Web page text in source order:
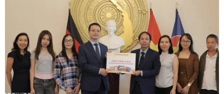
Chủ tịch Ủy ban Mặt trận Tổ quốc Việt Nam Thành phố Hà Nội
Nguyễn Lan Hương trao quà cho người lao động gặp khó khăn
trên địa bàn quận Tây Hồ. (Ảnh: Nguyễn Thắng/TTXVN)
Ngày 22/9, tại phiên khai mạc Kỳ họp thứ 2 Hội